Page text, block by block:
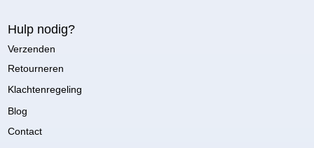
Hulp nodig?
Verzenden
Retourneren
Klachtenregeling
Blog
Contact